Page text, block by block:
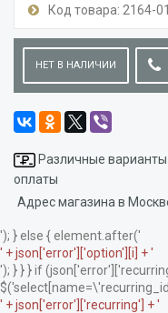
Код товара: 2164-01
НЕТ В НАЛИЧИИ
Различные варианты
оплаты
Адрес магазина в
'); } else { element.after('
' + json['error']['option'][i] + '
'); } } } if
' + json['error']['recurring'] + '